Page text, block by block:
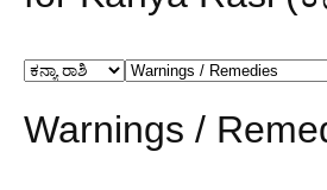
Warnings /